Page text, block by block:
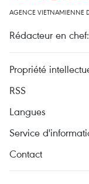
AGENCE VIETNAMIENNE
Rédacteur en
Propriété
RSS
Langues
Service
Contact